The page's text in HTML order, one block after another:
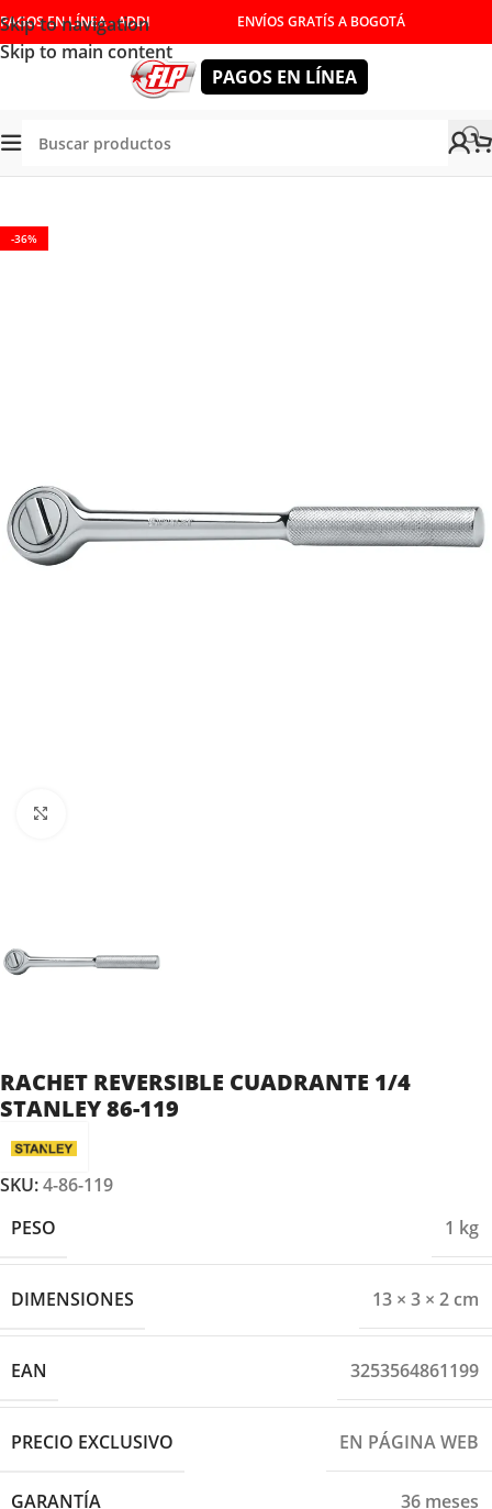
Skip to navigation
Skip to main content
PAGOS EN LÍNEA - ADDI ENVÍOS GRATÍS A BOGOTÁ
PAGOS EN LÍNEA
/HERRAMIENTAS MANUALES RATCHET
-36%
RACHET REVERSIBLE CUADRANTE 1/4
STANLEY 86-119
SKU:4-86-119
PESO
1 kg
DIMENSIONES 13 × 3 × 2 cm
EAN 3253564861199
PRECIO EXCLUSIVO EN PÁGINA WEB
GARANTÍA
36 meses